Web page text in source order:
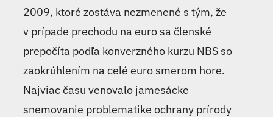
2009, ktoré zostáva nezmenené s tým, že
v prípade prechodu na euro sa členské
prepočíta podľa konverzného kurzu NBS so
zaokrúhlením na celé euro smerom hore.
Najviac času venovalo jamesácke
snemovanie problematike ochrany prírody